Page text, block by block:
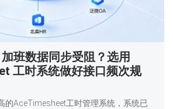
班数据同步受阻？选用
工时系统做好接口频次规
的AceTimesheet工时管理系统，系统已